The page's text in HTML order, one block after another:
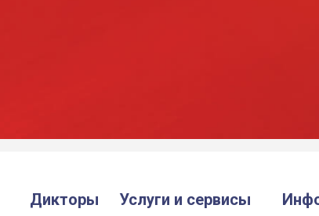
Дикторы Услуги и сервисы